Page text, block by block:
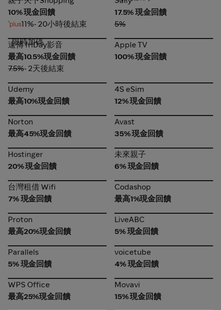
10% 現金回饋
11%• 20小時後結束
17.5% 現金回饋
5%
遠傳 friDay影音
限時加碼
遠傳 friDay影音
最高10.5%現金回饋
7.5%• 2天後結束
Apple TV
Apple TV
100% 現金回饋
Udemy
Udemy
最高10%現金回饋
4S eSim
4S eSim
12% 現金回饋
Norton
Norton
最高45%現金回饋
Avast
Avast
35% 現金回饋
Hostinger
Hostinger
20% 現金回饋
未來親子
未來親子
6% 現金回饋
台灣租借 Wifi
台灣租借 Wifi
7% 現金回饋
Codashop
Codashop
最高1%現金回饋
Proton
Proton
最高20%現金回饋
LiveABC
LiveABC
5% 現金回饋
Parallels
Parallels
5% 現金回饋
voicetube
voicetube
4% 現金回饋
WPS Office
WPS Office
最高25%現金回饋
Movavi
Movavi
15% 現金回饋